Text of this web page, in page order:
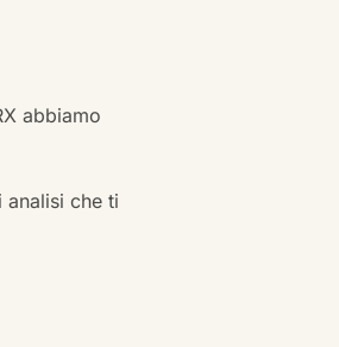
abbiamo
analisi che ti